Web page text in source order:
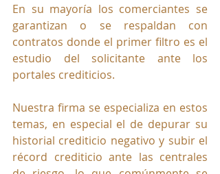
En su mayoría los comerciantes se
garantizan o se respaldan con
contratos donde el primer filtro es el
estudio del solicitante ante los
portales crediticios.
Nuestra firma se especializa en estos
temas, en especial el de depurar su
historial crediticio negativo y subir el
récord crediticio ante las centrales